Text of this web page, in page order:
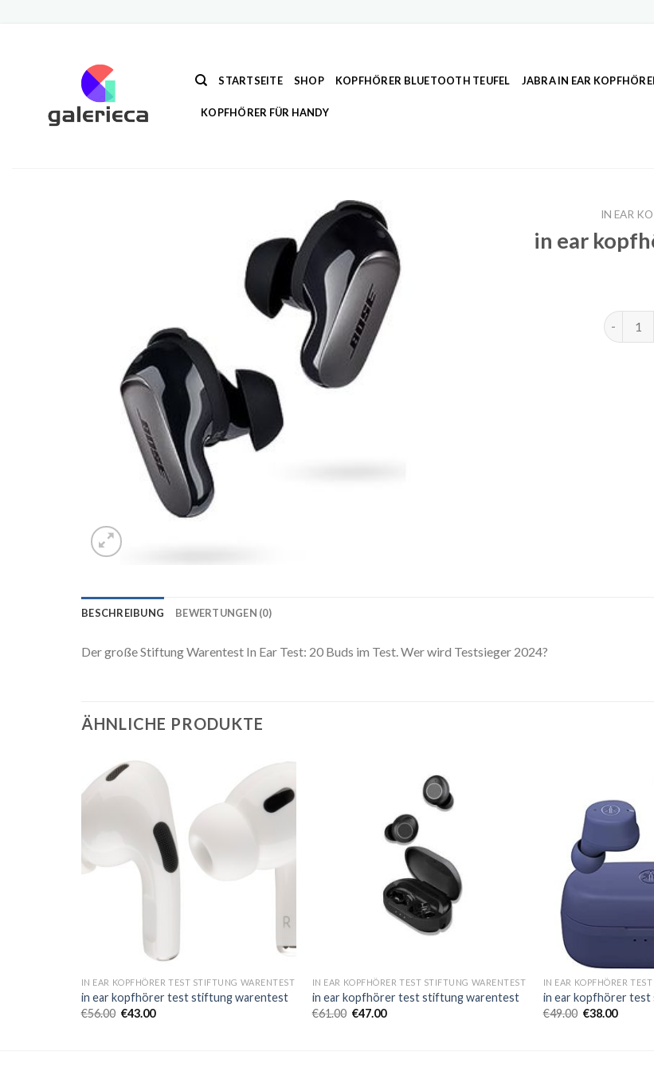
STARTSEITE SHOP KOPFHÖRER BLUETOOTH TEUFEL JABRA IN EAR
KOPFHÖRER FÜR HANDY
IN EAR
in ear
in ear
BESCHREIBUNG BEWERTUNGEN (0)
Der große Stiftung Warentest In Ear Test: 20 Buds im Test. Wer wird Testsieger 2024?
ÄHNLICHE PRODUKTE
IN EAR KOPFHÖRER TEST STIFTUNG WARENTEST
in ear kopfhörer test stiftung warentest
€56.00 €43.00
IN EAR KOPFHÖRER TEST STIFTUNG WARENTEST
in ear kopfhörer test stiftung warentest
€61.00 €47.00
IN EAR KOPFHÖRER
in ear kopfhörer
€49.00 €38.00